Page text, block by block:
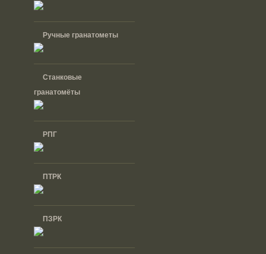
Ручные гранатометы
Cтанковые
гранатомёты
РПГ
ПТРК
ПЗРК